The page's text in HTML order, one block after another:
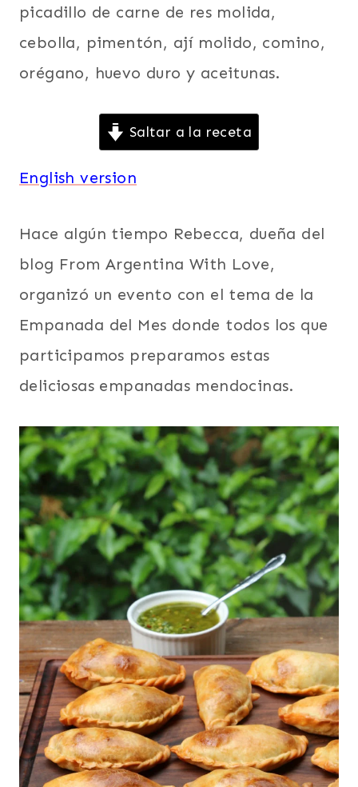
picadillo de carne de res molida,
cebolla, pimentón, ají molido, comino,
orégano, huevo duro y aceitunas.
Saltar a la receta
English version
Hace algún tiempo Rebecca, dueña del
blog From Argentina With Love,
organizó un evento con el tema de la
Empanada del Mes donde todos los que
participamos preparamos estas
deliciosas empanadas mendocinas.